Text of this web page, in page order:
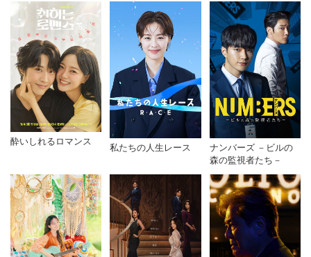
酔いしれるロマンス
私たちの人生レース
ナンバーズ －ビルの
森の監視者たち－